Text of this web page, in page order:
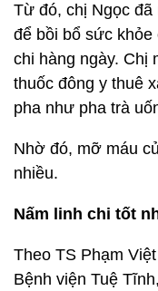
Từ đó, chị Ngọc đã
để bồi bổ sức khỏe
chi hàng ngày. Chị
thuốc đông y thuê
pha như pha trà
Nhờ đó, mỡ máu
nhiều.
Nấm linh chi tốt
Theo TS Phạm
Bệnh viện Tuệ